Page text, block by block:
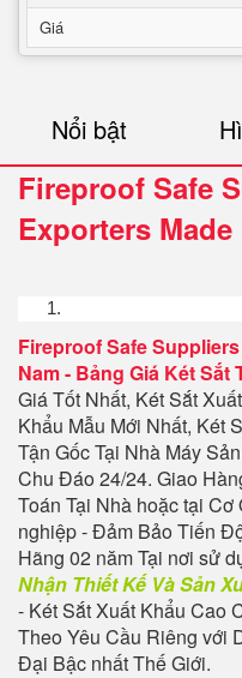
Giá
Nổi bật
Fireproof Safe
Exporters
Fireproof Safe
Nam- Bảng Giá Két Sắt
Giá Tốt Nhất, Két Sắt
Khẩu Mẫu Mới Nhất, Két
Tận Gốc Tại Nhà Máy
Chu Đáo 24/24. Giao
Toán Tại Nhà hoặc tại
nghiệp - Đảm Bảo Tiến
Hãng 02 năm Tại nơi sử
Nhận Thiết Kế Và Sản
- Két Sắt Xuất Khẩu Cao
Theo Yêu Cầu Riêng với
Đại Bậc nhất Thế Giới.